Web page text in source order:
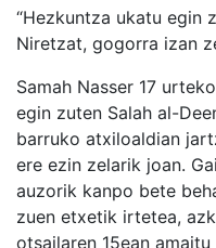
“Hezkuntza ukatu egin
Niretzat, gogorra izan
Samah Nasser 17
egin zuten Salah al-
barruko atxiloaldian
ere ezin zelarik joan.
auzorik kanpo bete
zuen etxetik irtetea,
otsailaren 15ean